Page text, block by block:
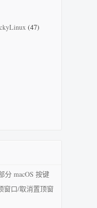
(47)
分 macOS 按键
窗口/取消置顶窗